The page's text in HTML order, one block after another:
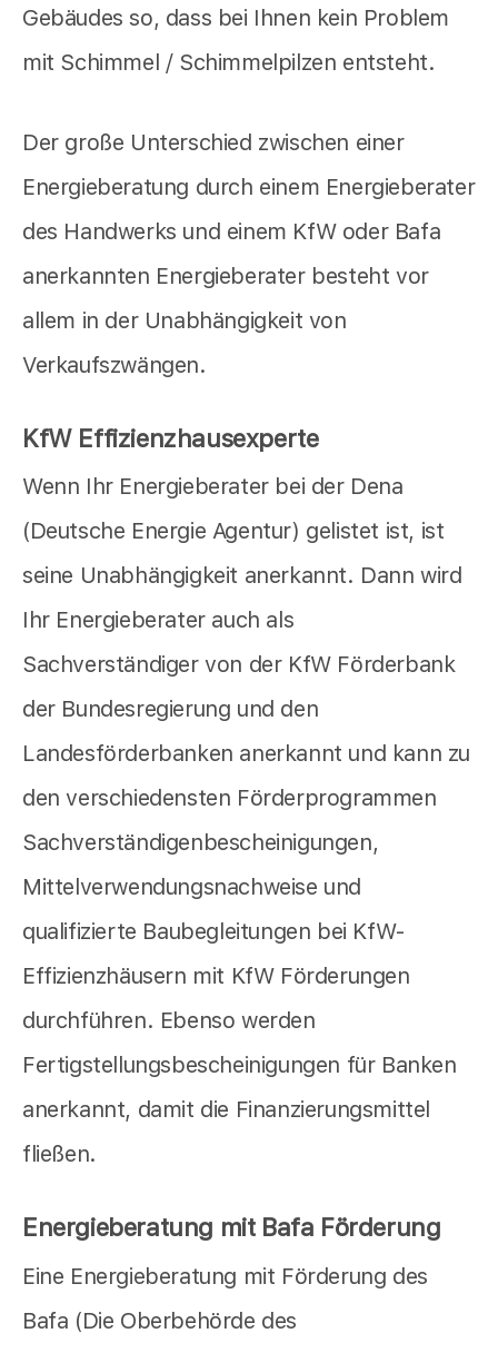
Gebäudes so, dass bei Ihnen kein Problem
mit Schimmel / Schimmelpilzen entsteht.
Der große Unterschied zwischen einer
Energieberatung durch einem Energieberater
des Handwerks und einem KfW oder Bafa
anerkannten Energieberater besteht vor
allem in der Unabhängigkeit von
Verkaufszwängen.
KfW Effizienzhausexperte
Wenn Ihr Energieberater bei der Dena
(Deutsche Energie Agentur) gelistet ist, ist
seine Unabhängigkeit anerkannt. Dann wird
Ihr Energieberater auch als
Sachverständiger von der KfW Förderbank
der Bundesregierung und den
Landesförderbanken anerkannt und kann zu
den verschiedensten Förderprogrammen
Sachverständigenbescheinigungen,
Mittelverwendungsnachweise und
qualifizierte Baubegleitungen bei KfW-
Effizienzhäusern mit KfW Förderungen
durchführen. Ebenso werden
Fertigstellungsbescheinigungen für Banken
anerkannt, damit die Finanzierungsmittel
fließen.
Energieberatung mit Bafa Förderung
Eine Energieberatung mit Förderung des
Bafa (Die Oberbehörde des